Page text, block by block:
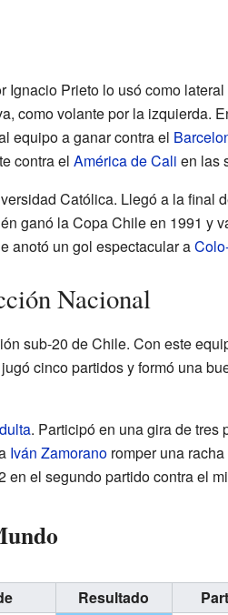
Prieto lo usó como
como volante por la izquierda.
equipo a ganar contra el
contra el América de Cali en las
Católica. Llegó a la final
ganó la Copa Chile en 1991 y
anotó un gol espectacular a
Nacional
sub-20 de Chile. Con este
cinco partidos y formó una
. Participó en una gira de tres
Iván Zamoranoromper una
en el segundo partido contra el
Resultado